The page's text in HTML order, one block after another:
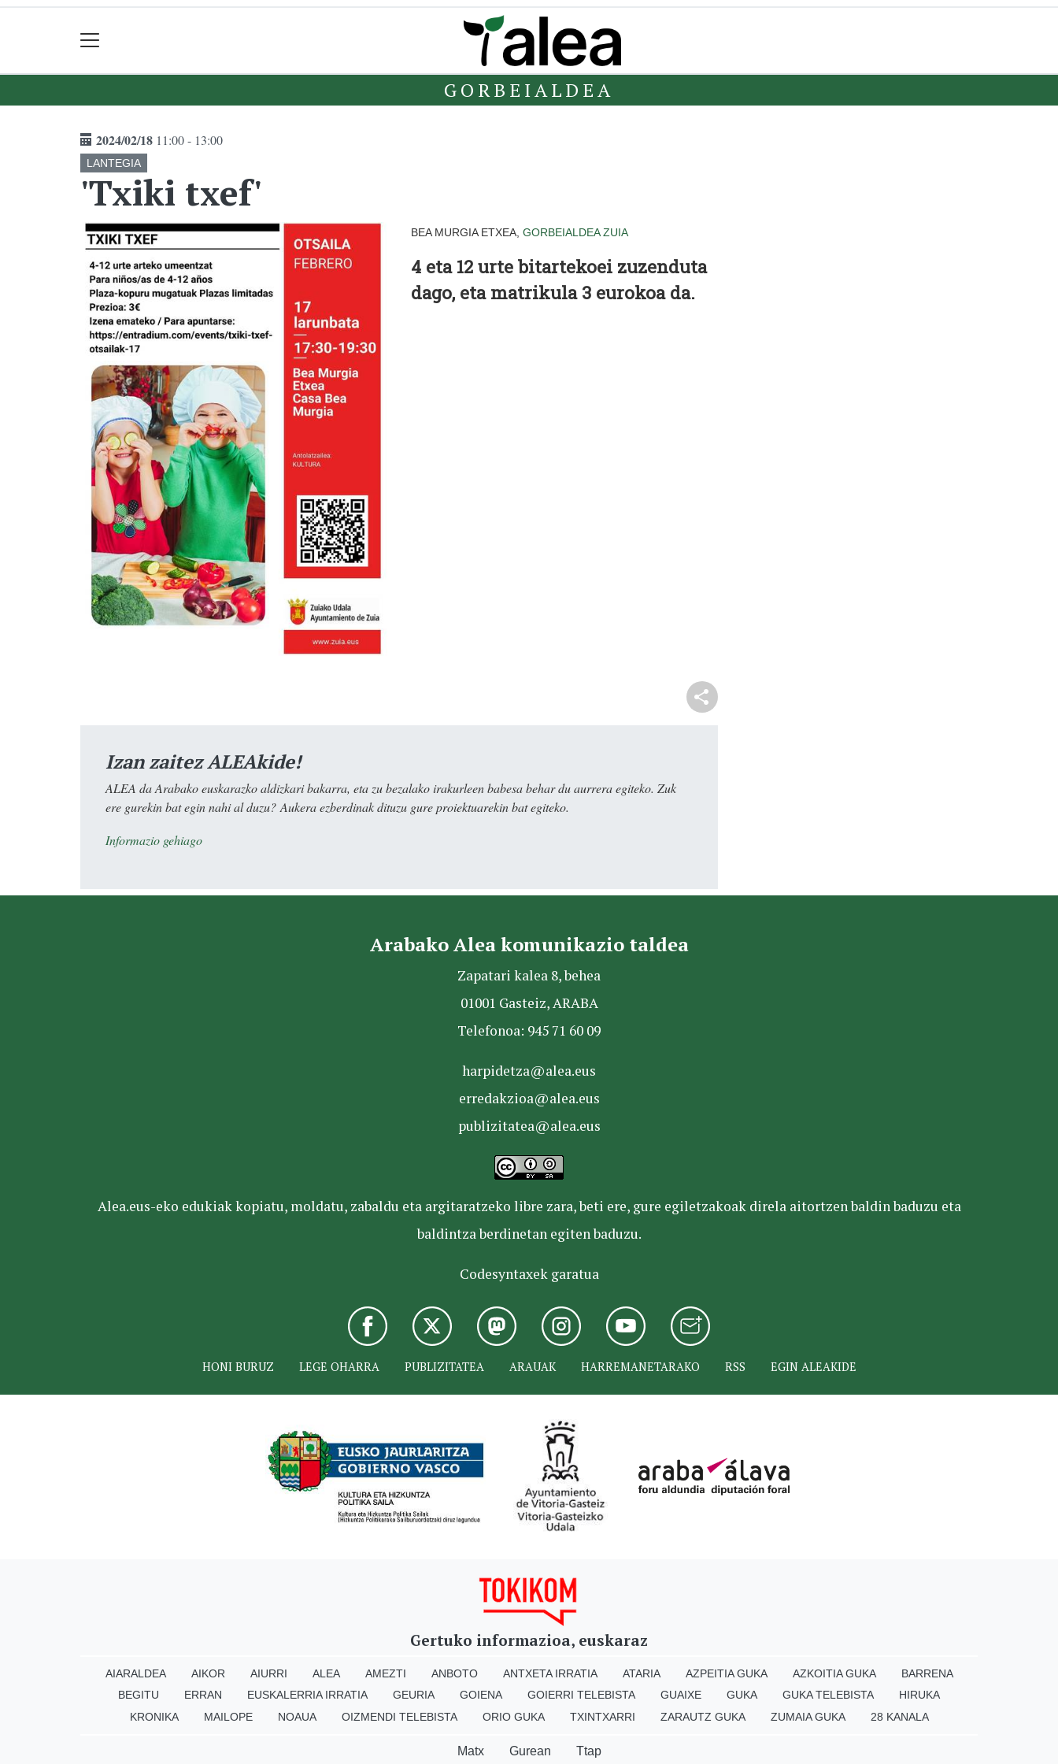
GORBEIALDEA
2024/02/18 11:00 - 13:00
LANTEGIA
'Txiki txef'
BEA MURGIA ETXEA, GORBEIALDEA ZUIA
4 eta 12 urte bitartekoei zuzenduta
dago, eta matrikula 3 eurokoa da.
Izan zaitez ALEAkide!
ALEA da Arabako euskarazko aldizkari bakarra, eta zu bezalako irakurleen babesa behar du aurrera egiteko. Zuk
ere gurekin bat egin nahi al duzu? Aukera ezberdinak dituzu gure proiektuarekin bat egiteko.
Informazio gehiago
Arabako Alea komunikazio taldea
Zapatari kalea 8, behea
01001 Gasteiz, ARABA
Telefonoa: 945 71 60 09
harpidetza@alea.eus
erredakzioa@alea.eus
publizitatea@alea.eus
Alea.eus-eko edukiak kopiatu, moldatu, zabaldu eta argitaratzeko libre zara, beti ere, gure egiletzakoak direla aitortzen baldin baduzu eta
baldintza berdinetan egiten baduzu.
Codesyntaxek garatua
HONI BURUZ LEGE OHARRA PUBLIZITATEA ARAUAK HARREMANETARAKO RSS EGIN ALEAKIDE
Gertuko informazioa, euskaraz
AIARALDEA AIKOR AIURRI ALEA AMEZTI ANBOTO ANTXETA IRRATIA ATARIA AZPEITIA GUKA AZKOITIA GUKA
BARRENA
BEGITU
ERRAN EUSKALERRIA IRRATIA GEURIA GOIENA GOIERRI TELEBISTA GUAIXE GUKA GUKA TELEBISTA
HIRUKA
KRONIKA
MAILOPE NOAUA OIZMENDI TELEBISTA ORIO GUKA TXINTXARRI ZARAUTZ GUKA ZUMAIA GUKA 28 KANALA
Matx Gurean Ttap